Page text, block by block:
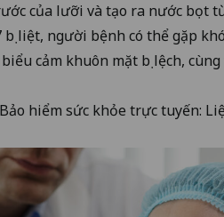
của lưỡi và tạo ra nước bọt
liệt, người bệnh có thể gặp
cảm khuôn mặt bị lệch,
Bảo hiểm sức khỏe trực tuyến: